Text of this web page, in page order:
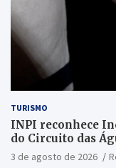
TURISMO
INPI reconhece
do Circuito das
3 de agosto de 2026